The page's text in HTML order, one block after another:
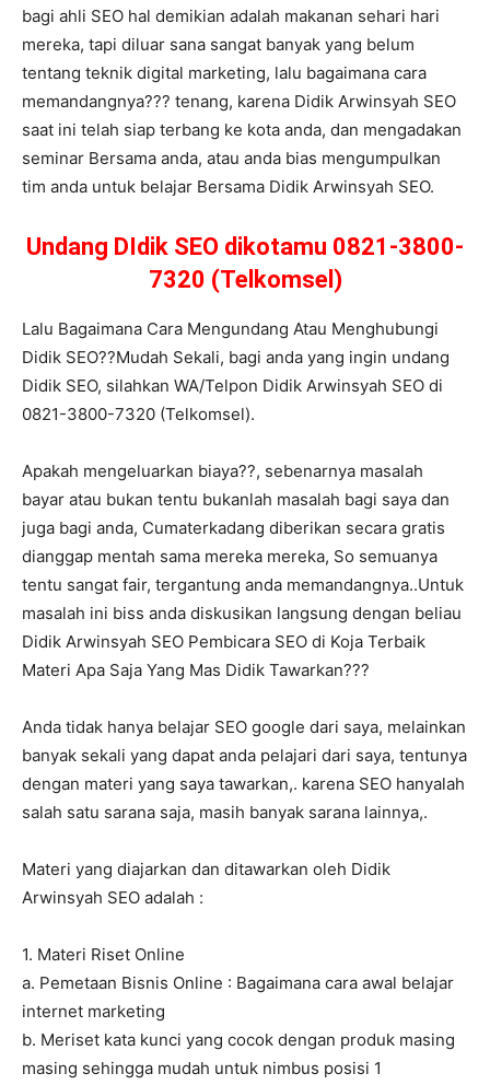
bagi ahli SEO hal demikian adalah makanan sehari hari
mereka, tapi diluar sana sangat banyak yang belum
tentang teknik digital marketing, lalu bagaimana cara
memandangnya??? tenang, karena Didik Arwinsyah SEO
saat ini telah siap terbang ke kota anda, dan mengadakan
seminar Bersama anda, atau anda bias mengumpulkan
tim anda untuk belajar Bersama Didik Arwinsyah SEO.
Undang DIdik SEO dikotamu 0821-3800-
7320 (Telkomsel)
Lalu Bagaimana Cara Mengundang Atau Menghubungi
Didik SEO??Mudah Sekali, bagi anda yang ingin undang
Didik SEO, silahkan WA/Telpon Didik Arwinsyah SEO di
0821-3800-7320 (Telkomsel).
Apakah mengeluarkan biaya??, sebenarnya masalah
bayar atau bukan tentu bukanlah masalah bagi saya dan
juga bagi anda, Cumaterkadang diberikan secara gratis
dianggap mentah sama mereka mereka, So semuanya
tentu sangat fair, tergantung anda memandangnya..Untuk
masalah ini biss anda diskusikan langsung dengan beliau
Didik Arwinsyah SEO Pembicara SEO di Koja Terbaik
Materi Apa Saja Yang Mas Didik Tawarkan???
Anda tidak hanya belajar SEO google dari saya, melainkan
banyak sekali yang dapat anda pelajari dari saya, tentunya
dengan materi yang saya tawarkan,. karena SEO hanyalah
salah satu sarana saja, masih banyak sarana lainnya,.
Materi yang diajarkan dan ditawarkan oleh Didik
Arwinsyah SEO adalah :
1. Materi Riset Online
a. Pemetaan Bisnis Online : Bagaimana cara awal belajar
internet marketing
b. Meriset kata kunci yang cocok dengan produk masing
masing sehingga mudah untuk nimbus posisi 1